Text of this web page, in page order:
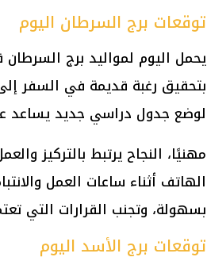
توقعات برج السرطان اليوم
يحمل اليوم لمواليد برج السرطان
بتحقيق رغبة قديمة في السفر
لوضع جدول دراسي جديد يساعد
مهنيًا، النجاح يرتبط بالتركيز
الهاتف أثناء ساعات العمل
بسهولة، وتجنب القرارات التي
توقعات برج الأسد اليوم